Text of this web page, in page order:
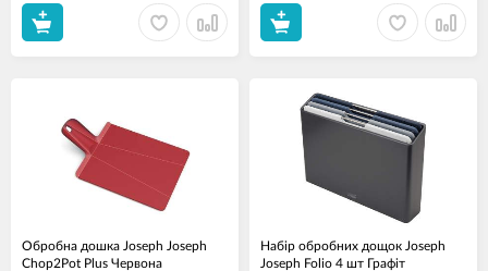
Обробна дошка Joseph Joseph
Chop2Pot Plus Червона
Набір обробних дощок Joseph
Joseph Folio 4 шт Графіт